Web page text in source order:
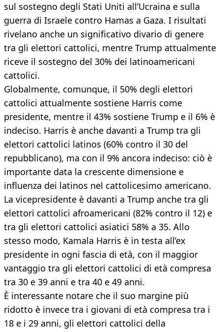
sul sostegno degli Stati Uniti all’Ucraina e sulla
guerra di Israele contro Hamas a Gaza. I risultati
rivelano anche un significativo divario di genere
tra gli elettori cattolici, mentre Trump attualmente
riceve il sostegno del 30% dei latinoamericani
cattolici.
Globalmente, comunque, il 50% degli elettori
cattolici attualmente sostiene Harris come
presidente, mentre il 43% sostiene Trump e il 6% è
indeciso. Harris è anche davanti a Trump tra gli
elettori cattolici latinos (60% contro il 30 del
repubblicano), ma con il 9% ancora indeciso: ciò è
importante data la crescente dimensione e
influenza dei latinos nel cattolicesimo americano.
La vicepresidente è davanti a Trump anche tra gli
elettori cattolici afroamericani (82% contro il 12) e
tra gli elettori cattolici asiatici 58% a 35. Allo
stesso modo, Kamala Harris è in testa all’ex
presidente in ogni fascia di età, con il maggior
vantaggio tra gli elettori cattolici di età compresa
tra 30 e 39 anni e tra 40 e 49 anni.
È interessante notare che il suo margine più
ridotto è invece tra i giovani di età compresa tra i
18 e i 29 anni, gli elettori cattolici della